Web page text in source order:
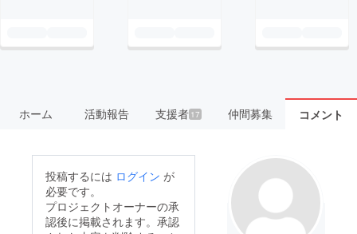
ホーム 活動報告 支援者 17 仲間募集 コメント
投稿するには ログイン が
必要です。
プロジェクトオーナーの承
認後に掲載されます。承認